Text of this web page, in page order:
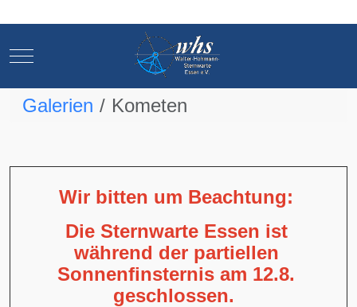
Mobile Menu Toggle
Galerien Kometen
Wir bitten um Beachtung:
Die Sternwarte Essen ist
während der partiellen
Sonnenfinsternis am 12.8.
geschlossen.